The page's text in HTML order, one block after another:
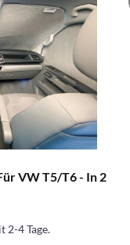
VW T5/T6 - In 2
2-4 Tage.